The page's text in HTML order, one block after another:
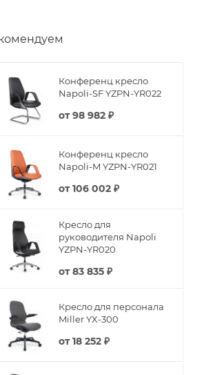
Конференц кресло
Napoli-SF YZPN-YR022
от98 982 ₽
Конференц кресло
Napoli-M YZPN-YR021
от106 002 ₽
Кресло для
руководителя Napoli
YZPN-YR020
от83 835 ₽
Кресло для персонала
Miller YX-300
от18 252 ₽